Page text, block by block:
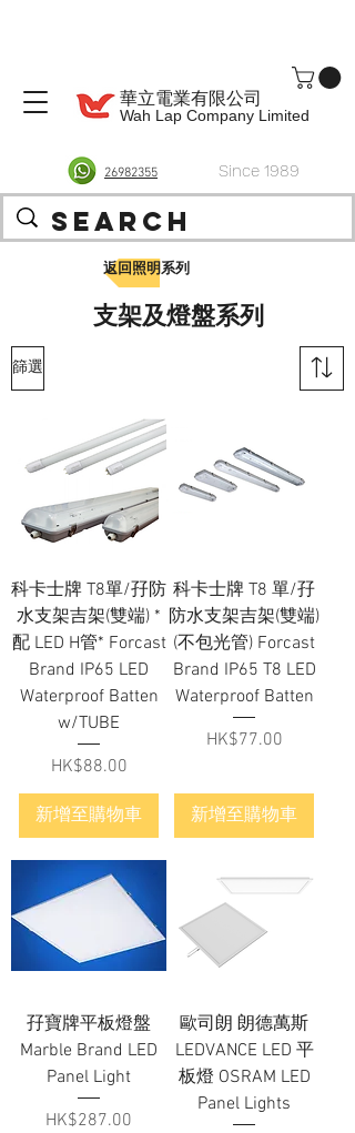
華立電業有限公司
Wah Lap Company Limited
Since 1989
26982355
返回照明系列
支架及燈盤系列
篩選
科卡士牌 T8單/孖防
水支架吉架(雙端) *
配 LED H管* Forcast
Brand IP65 LED
Waterproof Batten
w/TUBE
價格
HK$88.00
新增至購物車
科卡士牌 T8 單/孖
防水支架吉架(雙端)
(不包光管) Forcast
Brand IP65 T8 LED
Waterproof Batten
價格
HK$77.00
新增至購物車
孖寶牌平板燈盤
Marble Brand LED
Panel Light
價格
HK$287.00
歐司朗 朗德萬斯
LEDVANCE LED 平
板燈 OSRAM LED
Panel Lights